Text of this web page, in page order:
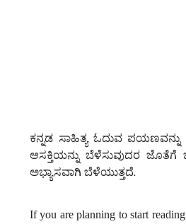
ಕನ್ನಡ ಸಾಹಿತ್ಯ ಓದುವ
ಆಸಕ್ತಿಯನ್ನು ಬೆಳೆಸುವುದರ
ಅಭ್ಯಾಸವಾಗಿ ಬೆಳೆಯುತ್ತದೆ.
If you are planning to start